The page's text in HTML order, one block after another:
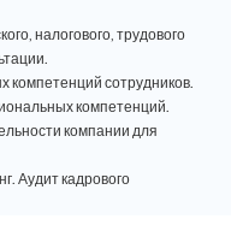
налогового, трудового
компетенций сотрудников.
компетенций.
компании для
Аудит кадрового